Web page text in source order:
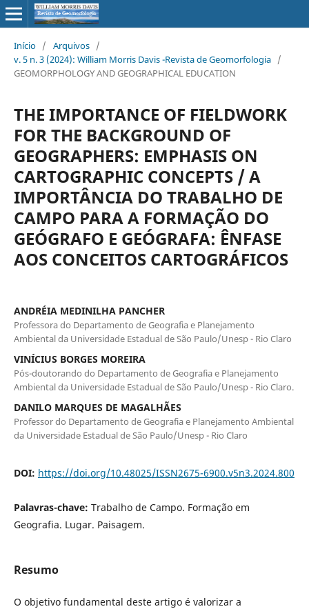
Início / Arquivos /
v. 5 n. 3 (2024): William Morris Davis -Revista de Geomorfologia /
GEOMORPHOLOGY AND GEOGRAPHICAL EDUCATION
THE IMPORTANCE OF FIELDWORK
FOR THE BACKGROUND OF
GEOGRAPHERS: EMPHASIS ON
CARTOGRAPHIC CONCEPTS / A
IMPORTÂNCIA DO TRABALHO DE
CAMPO PARA A FORMAÇÃO DO
GEÓGRAFO E GEÓGRAFA: ÊNFASE
AOS CONCEITOS CARTOGRÁFICOS
ANDRÉIA MEDINILHA PANCHER
Professora do Departamento de Geografia e Planejamento
Ambiental da Universidade Estadual de São Paulo/Unesp - Rio Claro
VINÍCIUS BORGES MOREIRA
Pós-doutorando do Departamento de Geografia e Planejamento
Ambiental da Universidade Estadual de São Paulo/Unesp - Rio Claro.
DANILO MARQUES DE MAGALHÃES
Professor do Departamento de Geografia e Planejamento Ambiental
da Universidade Estadual de São Paulo/Unesp - Rio Claro
DOI: https://doi.org/10.48025/ISSN2675-6900.v5n3.2024.800
Palavras-chave: Trabalho de Campo. Formação em
Geografia. Lugar. Paisagem.
Resumo
O objetivo fundamental deste artigo é valorizar a